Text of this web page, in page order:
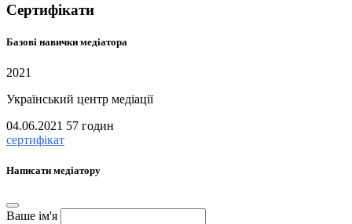
Сертифікати
Базові навички медіатора
2021
Український центр медіації
04.06.2021 57 годин
сертифікат
Написати медіатору
Ваше ім'я